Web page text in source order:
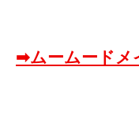
➡ムームードメ